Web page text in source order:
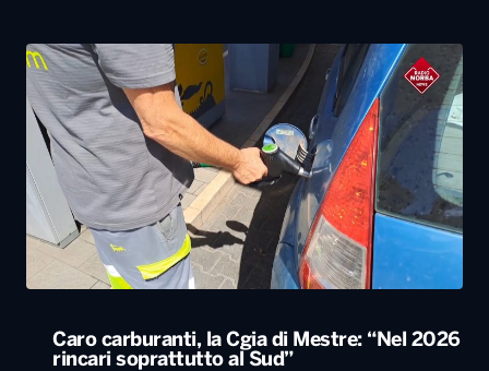
Caro carburanti, la Cgia di Mestre: “Nel 2026
rincari soprattutto al Sud”